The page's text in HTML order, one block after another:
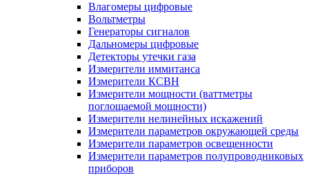
Влагомеры цифровые
Вольтметры
Генераторы сигналов
Дальномеры цифровые
Детекторы утечки газа
Измерители иммитанса
Измерители КСВН
Измерители мощности (ваттметры
поглощаемой мощности)
Измерители нелинейных искажений
Измерители параметров окружающей среды
Измерители параметров освещенности
Измерители параметров полупроводниковых
приборов